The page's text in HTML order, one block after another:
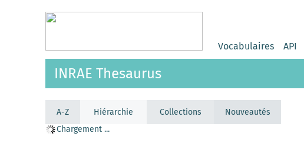
Vocabulaires API
INRAE Thesaurus
A-Z Hiérarchie Collections
Nouveautés
Chargement ...